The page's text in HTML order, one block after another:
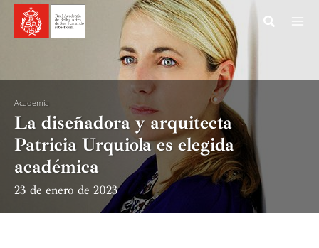
Academia
La diseñadora y arquitecta
Patricia Urquiola es elegida
académica
23 de enero de 2023